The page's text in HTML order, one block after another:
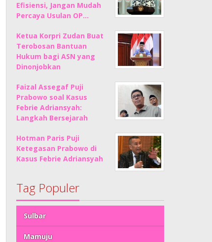
Efisiensi, Jangan Mudah
Percaya Usulan OP…
Ketua Korpri Zudan Buat
Terobosan Bantuan
Hukum bagi ASN yang
Dinonjobkan
Faizal Assegaf Puji
Prabowo soal Kasus
Febrie Adriansyah:
Langkah Bersejarah
Hotman Paris Puji
Ketegasan Prabowo di
Kasus Febrie Adriansyah
Tag Populer
Sulbar
Mamuju